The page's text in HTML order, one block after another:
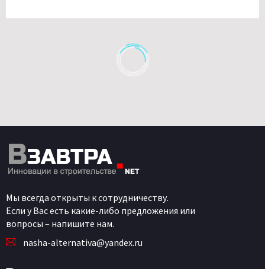
Мы всегда открыты к сотрудничеству.
Если у Вас есть какие-либо предложения или
вопросы – напишите нам.
nasha-alternativa@yandex.ru